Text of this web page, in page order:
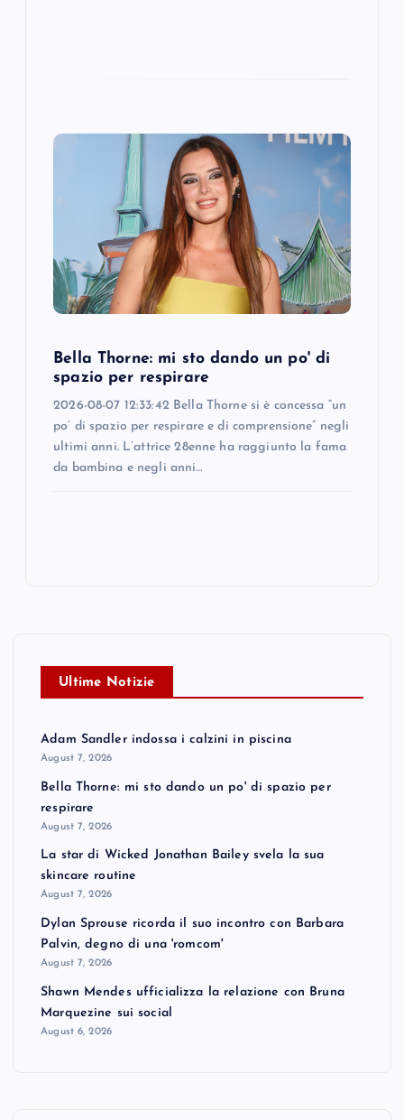
Bella Thorne: mi sto dando un po' di
spazio per respirare
2026-08-07 12:33:42 Bella Thorne si è concessa “un
po’ di spazio per respirare e di comprensione” negli
ultimi anni. L’attrice 28enne ha raggiunto la fama
da bambina e negli anni…
Ultime Notizie
Adam Sandler indossa i calzini in piscina
August 7, 2026
Bella Thorne: mi sto dando un po' di spazio per
respirare
August 7, 2026
La star di Wicked Jonathan Bailey svela la sua
skincare routine
August 7, 2026
Dylan Sprouse ricorda il suo incontro con Barbara
Palvin, degno di una 'romcom'
August 7, 2026
Shawn Mendes ufficializza la relazione con Bruna
Marquezine sui social
August 6, 2026